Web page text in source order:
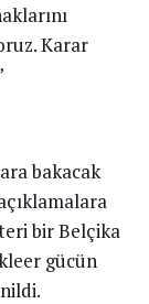
Karar
bakacak
bir Belçika
gücün